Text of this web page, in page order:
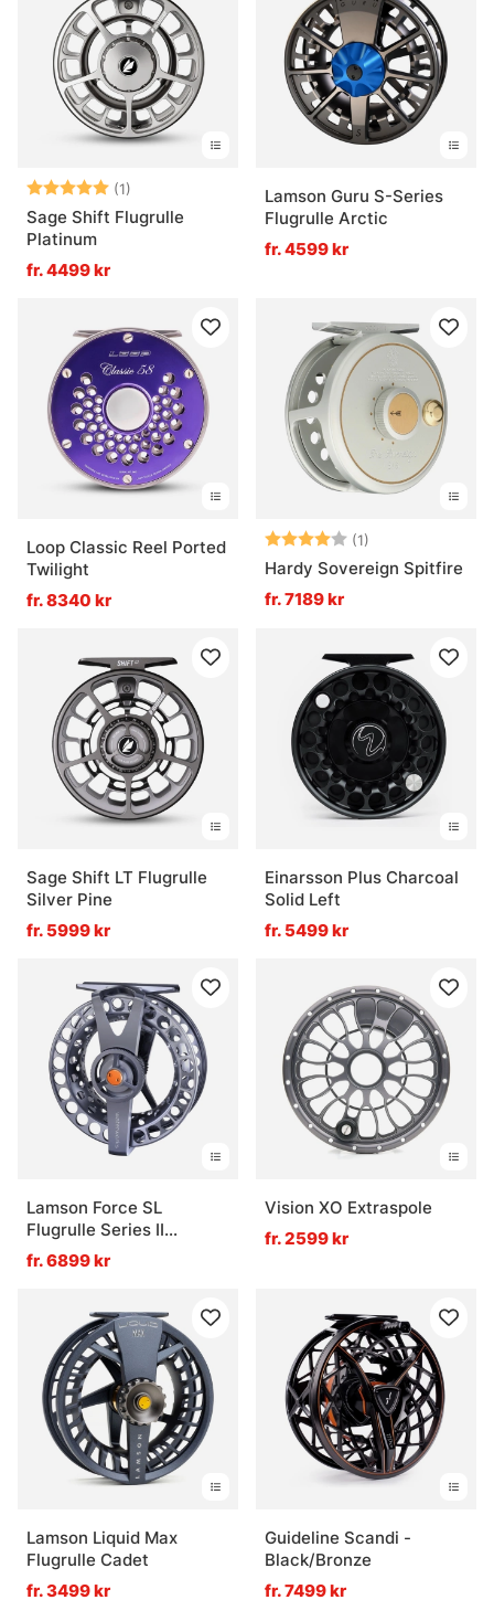
Betyg: (1)
5.0 utav 5 stjärnor
Sage Shift Flugrulle
Platinum
fr. 4499 kr
Lamson Guru S-Series
Flugrulle Arctic
fr. 4599 kr
Loop Classic Reel Ported
Twilight
fr. 8340 kr
Betyg: (1)
Hardy Sovereign Spitfire
fr. 7189 kr
Sage Shift LT Flugrulle
Silver Pine
fr. 5999 kr
Einarsson Plus Charcoal
Solid Left
fr. 5499 kr
Lamson Force SL
Flugrulle Series II
Thermal
fr. 6899 kr
Vision XO Extraspole
fr. 2599 kr
Lamson Liquid Max
Flugrulle Cadet
fr. 3499 kr
Guideline Scandi -
Black/Bronze
fr. 7499 kr